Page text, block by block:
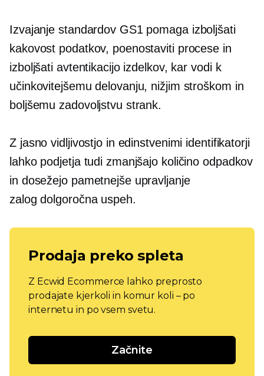
Izvajanje standardov GS1 pomaga izboljšati
kakovost podatkov, poenostaviti procese in
izboljšati avtentikacijo izdelkov, kar vodi k
učinkovitejšemu delovanju, nižjim stroškom in
boljšemu zadovoljstvu strank.
Z jasno vidljivostjo in edinstvenimi identifikatorji
lahko podjetja tudi zmanjšajo količino odpadkov
in dosežejo pametnejše upravljanje
zalogdolgoročnauspeh.
Prodaja preko spleta
Z Ecwid Ecommerce lahko preprosto
prodajate kjerkoli in komur koli – po
internetu in po vsem svetu.
Začnite